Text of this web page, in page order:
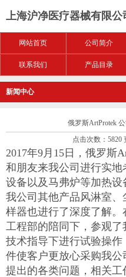
上海沪净医疗器械有限公
网站首页 公司简介
联系我们 产品目录
新闻中心
俄罗斯ArtProtek
点击次数：5820
2017年9月15日，俄罗斯
和朋友来我公司进行实
设备以及马弗炉等加热
我公司其他产品风淋室
样器也进行了深度了解。
工程部的陪同下，参观
技术指导下进行试验操
件使客户更放心采购我
提出的各类问题，相关